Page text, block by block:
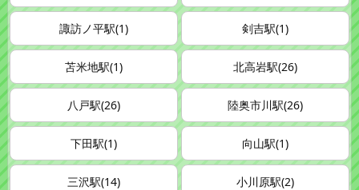
諏訪ノ平駅(1) 剣吉駅(1)
苫米地駅(1) 北高岩駅(26)
八戸駅(26) 陸奥市川駅(26)
下田駅(1) 向山駅(1)
三沢駅(14) 小川原駅(2)